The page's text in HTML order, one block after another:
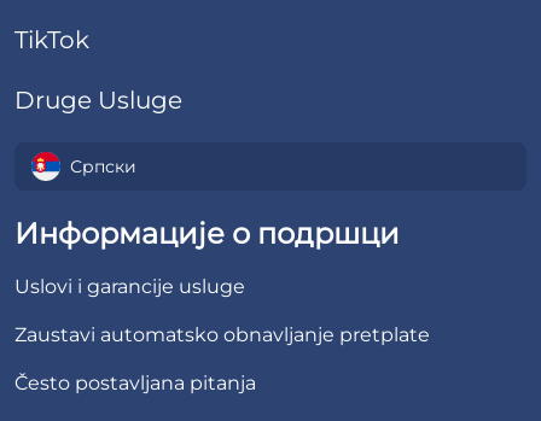
TikTok
Druge Usluge
Српски
Информације о подршци
Uslovi i garancije usluge
Zaustavi automatsko obnavljanje pretplate
Često postavljana pitanja